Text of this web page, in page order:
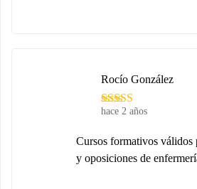
hace 2 años
Rocío González
Cursos formativos válidos
y oposiciones de